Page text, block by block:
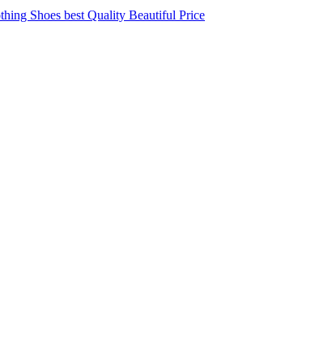
Shoes best Quality Beautiful Price